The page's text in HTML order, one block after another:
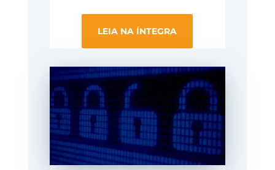
LEIA NA ÍNTEGRA